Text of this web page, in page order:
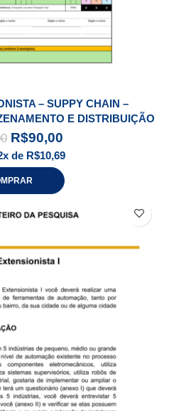
– SUPPY CHAIN –
E DISTRIBUIÇÃO
R$90,00
de R$10,69